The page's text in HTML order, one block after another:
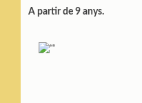
A partir de 9 anys.